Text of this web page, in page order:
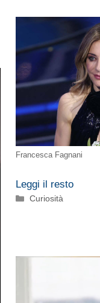
Francesca Fagnani
Leggi il resto
Categorie
Curiosità